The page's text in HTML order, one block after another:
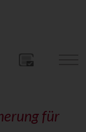
für